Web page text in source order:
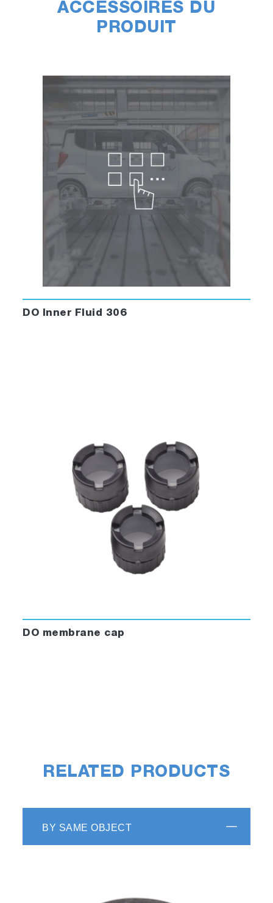
ACCESSOIRES DU
PRODUIT
DO Inner Fluid 306
DO membrane cap
RELATED PRODUCTS
BY SAME OBJECT